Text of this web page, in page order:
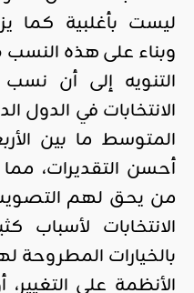
ليست بأغلبية كما
وبناء على هذه النسب
التنويه إلى أن
الانتخابات في الدول
المتوسط ما بين
أحسن التقديرات،
من يحق لهم
الانتخابات لأسباب
بالخيارات المطروحة
الأنظمة على